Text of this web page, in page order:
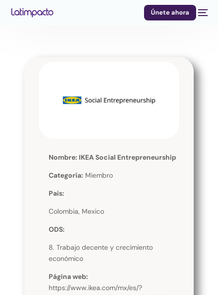
Únete ahora
Nombre: IKEA Social Entrepreneurship
Categoría: Miembro
País:
Colombia, Mexico
ODS:
8. Trabajo decente y crecimiento
económico
Página web:
https://www.ikea.com/mx/es/?